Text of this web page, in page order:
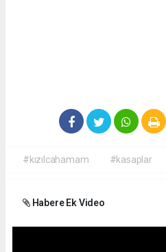
#kızılcahamam #kasaplar
Habere Ek Video